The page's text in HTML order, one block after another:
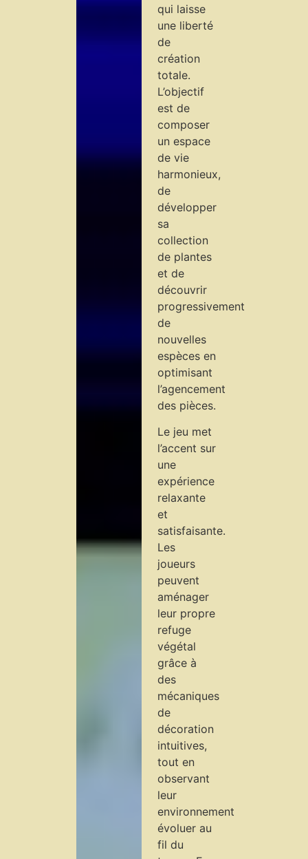
qui laisse
une liberté
de
création
totale.
L’objectif
est de
composer
un espace
de vie
harmonieux,
de
développer
sa
collection
de plantes
et de
découvrir
progressivement
de
nouvelles
espèces en
optimisant
l’agencement
des pièces.
Le jeu met
l’accent sur
une
expérience
relaxante
et
satisfaisante.
Les
joueurs
peuvent
aménager
leur propre
refuge
végétal
grâce à
des
mécaniques
de
décoration
intuitives,
tout en
observant
leur
environnement
évoluer au
fil du